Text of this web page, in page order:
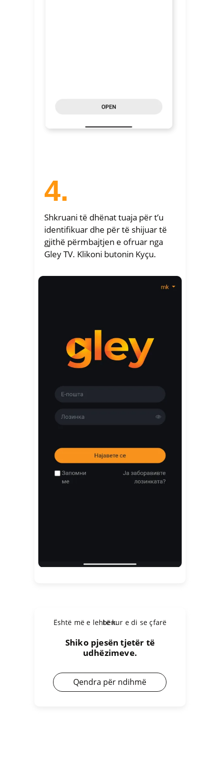
4.
Shkruani të dhënat tuaja për t’u
identifikuar dhe për të shijuar të
gjithë përmbajtjen e ofruar nga
Gley TV. Klikoni butonin Kyçu.
Është më e lehtë kur e di se çfarë bën.
Shiko pjesën tjetër të
udhëzimeve.
Qendra për ndihmë